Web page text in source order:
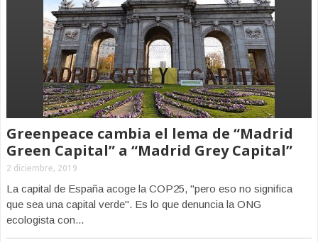
Greenpeace cambia el lema de “Madrid
Green Capital” a “Madrid Grey Capital”
2 diciembre, 2019
La capital de España acoge la COP25, "pero eso no significa
que sea una capital verde". Es lo que denuncia la ONG
ecologista con...